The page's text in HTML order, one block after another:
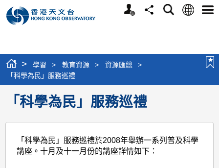
個
分
搜
語
選
> 學習 > 教育資源 > 資源匯總
>
「科學為民」服務巡禮
「科學為民」服務巡禮
「科學為民」服務巡禮於2008年舉辦一系列普及科學
講座。十月及十一月份的講座詳情如下：